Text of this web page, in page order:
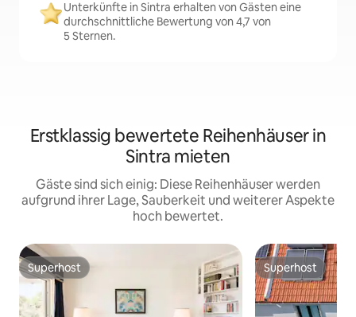
Unterkünfte in Sintra erhalten von Gästen eine
durchschnittliche Bewertung von 4,7 von
5 Sternen.
Erstklassig bewertete Reihenhäuser in
Sintra mieten
Gäste sind sich einig: Diese Reihenhäuser werden
aufgrund ihrer Lage, Sauberkeit und weiterer Aspekte
hoch bewertet.
Superhost
Superhost Superhost
Superhost